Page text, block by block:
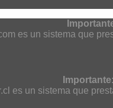
es un sistema que
Importante:
es un sistema que